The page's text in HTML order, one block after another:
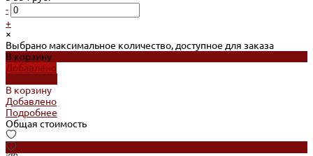
-
+
×
Выбрано максимальное количество, доступное для заказа
В корзину
Добавлено
В корзину
Добавлено
Подробнее
Общая стоимость